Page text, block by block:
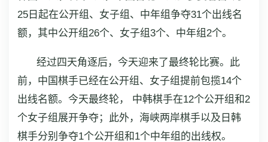
25日起在公开组、女子组、中年组争夺31个出线名
额，其中公开组26个、女子组3个、中年组2个。
经过四天角逐后，今天迎来了最终轮比赛。此
前，中国棋手已经在公开组、女子组提前包揽14个
出线名额。今天最终轮， 中韩棋手在12个公开组和2
个女子组展开争夺；此外，海峡两岸棋手以及日韩
棋手分别争夺1个公开组和1个中年组的出线权。